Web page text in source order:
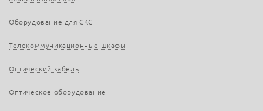
Оборудование для СКС
Телекоммуникационные шкафы
Оптический кабель
Оптическое оборудование